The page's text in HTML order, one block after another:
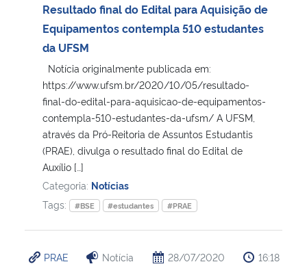
Resultado final do Edital para Aquisição de
Equipamentos contempla 510 estudantes
da UFSM
Notícia originalmente publicada em:
https://www.ufsm.br/2020/10/05/resultado-
final-do-edital-para-aquisicao-de-equipamentos-
contempla-510-estudantes-da-ufsm/ A UFSM,
através da Pró-Reitoria de Assuntos Estudantis
(PRAE), divulga o resultado final do Edital de
Auxílio […]
Categoria: Notícias
Tags:
#BSE #estudantes #PRAE
PRAE Notícia 28/07/2020 16:18